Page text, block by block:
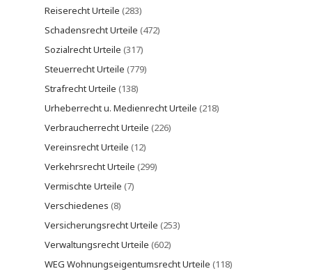
Reiserecht Urteile (283)
Schadensrecht Urteile (472)
Sozialrecht Urteile (317)
Steuerrecht Urteile (779)
Strafrecht Urteile (138)
Urheberrecht u. Medienrecht Urteile (218)
Verbraucherrecht Urteile (226)
Vereinsrecht Urteile (12)
Verkehrsrecht Urteile (299)
Vermischte Urteile (7)
Verschiedenes (8)
Versicherungsrecht Urteile (253)
Verwaltungsrecht Urteile (602)
WEG Wohnungseigentumsrecht Urteile (118)